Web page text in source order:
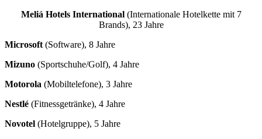
Meliá Hotels International (Internationale Hotelkette mit 7
Brands), 23 Jahre
Microsoft (Software), 8 Jahre
Mizuno (Sportschuhe/Golf), 4 Jahre
Motorola (Mobiltelefone), 3 Jahre
Nestlé (Fitnessgetränke), 4 Jahre
Novotel (Hotelgruppe), 5 Jahre